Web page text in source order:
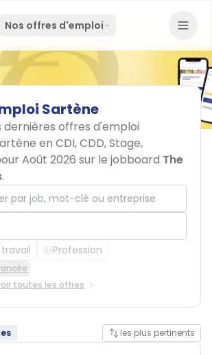
Nos offres d'emploi
Sartène
dernières offres d'emploi
en CDI, CDD, Stage,
Août 2026 sur le jobboard The
.
job, mot-clé ou entreprise
Profession
toutes les offres
les plus pertinents